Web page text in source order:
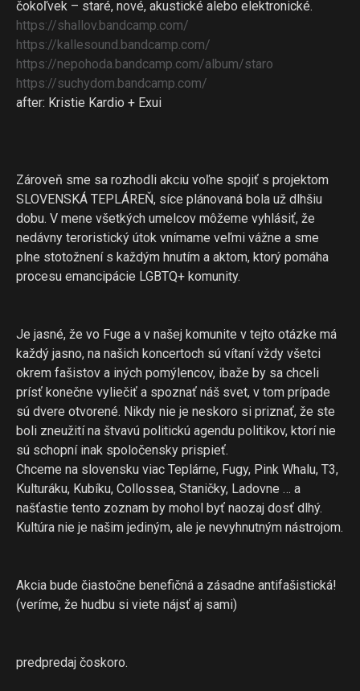
čokoľvek – staré, nové, akustické alebo elektronické.
https://shallov.bandcamp.com/
https://kallesound.bandcamp.com/
https://nepohoda.bandcamp.com/album/staro
https://suchydom.bandcamp.com/
after: Kristie Kardio + Exui
Zároveň sme sa rozhodli akciu voľne spojiť s projektom
SLOVENSKÁ TEPLÁREŇ, síce plánovaná bola už dlhšiu
dobu. V mene všetkých umelcov môžeme vyhlásiť, že
nedávny teroristický útok vnímame veľmi vážne a sme
plne stotožnení s každým hnutím a aktom, ktorý pomáha
procesu emancipácie LGBTQ+ komunity.
Je jasné, že vo Fuge a v našej komunite v tejto otázke má
každý jasno, na našich koncertoch sú vítaní vždy všetci
okrem fašistov a iných pomýlencov, ibaže by sa chceli
prísť konečne vyliečiť a spoznať náš svet, v tom prípade
sú dvere otvorené. Nikdy nie je neskoro si priznať, že ste
boli zneužití na štvavú politickú agendu politikov, ktorí nie
sú schopní inak spoločensky prispieť.
Chceme na slovensku viac Teplárne, Fugy, Pink Whalu, T3,
Kulturáku, Kubíku, Collossea, Staničky, Ladovne … a
našťastie tento zoznam by mohol byť naozaj dosť dlhý.
Kultúra nie je našim jediným, ale je nevyhnutným nástrojom.
Akcia bude čiastočne benefičná a zásadne antifašistická!
(veríme, že hudbu si viete nájsť aj sami)
predpredaj čoskoro.